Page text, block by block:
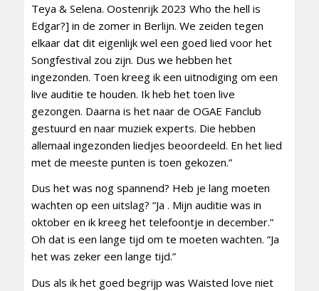
Teya & Selena. Oostenrijk 2023 Who the hell is
Edgar?] in de zomer in Berlijn. We zeiden tegen
elkaar dat dit eigenlijk wel een goed lied voor het
Songfestival zou zijn. Dus we hebben het
ingezonden. Toen kreeg ik een uitnodiging om een
live auditie te houden. Ik heb het toen live
gezongen. Daarna is het naar de OGAE Fanclub
gestuurd en naar muziek experts. Die hebben
allemaal ingezonden liedjes beoordeeld. En het lied
met de meeste punten is toen gekozen.”
Dus het was nog spannend? Heb je lang moeten
wachten op een uitslag? “Ja . Mijn auditie was in
oktober en ik kreeg het telefoontje in december.”
Oh dat is een lange tijd om te moeten wachten. “Ja
het was zeker een lange tijd.”
Dus als ik het goed begrijp was Waisted love niet